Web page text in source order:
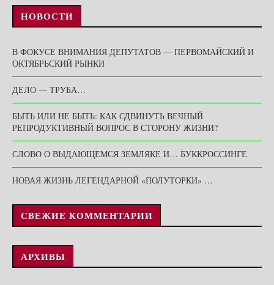
НОВОСТИ
В ФОКУСЕ ВНИМАНИЯ ДЕПУТАТОВ — ПЕРВОМАЙСКИЙ И
ОКТЯБРЬСКИЙ РЫНКИ
ДЕЛО — ТРУБА…
БЫТЬ ИЛИ НЕ БЫТЬ: КАК СДВИНУТЬ ВЕЧНЫЙ
РЕПРОДУКТИВНЫЙ ВОПРОС В СТОРОНУ ЖИЗНИ?
СЛОВО О ВЫДАЮЩЕМСЯ ЗЕМЛЯКЕ И… БУККРОССИНГЕ
НОВАЯ ЖИЗНЬ ЛЕГЕНДАРНОЙ «ПОЛУТОРКИ» …
СВЕЖИЕ КОММЕНТАРИИ
АРХИВЫ